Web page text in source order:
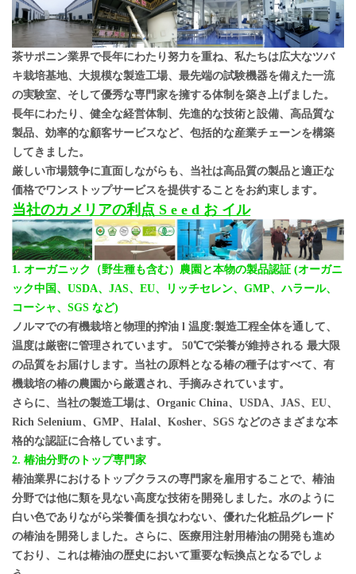
茶サポニン業界で長年にわたり努力を重ね、私たちは広大なツバ
キ栽培基地、大規模な製造工場、最先端の試験機器を備えた一流
の実験室、そして優秀な専門家を擁する体制を築き上げました。
長年にわたり、健全な経営体制、先進的な技術と設備、高品質な
製品、効率的な顧客サービスなど、包括的な産業チェーンを構築
してきました。
厳しい市場競争に直面しながらも、当社は高品質の製品と適正な
価格でワンストップサービスを提供することをお約束します。
当社のカメリアの利点 S e e d お イル
1. オーガニック（野生種も含む）農園と本物の製品認証 (オーガニ
ック中国、USDA、JAS、EU、リッチセレン、GMP、ハラール、
コーシャ、SGS など)
ノルマでの有機栽培と物理的搾油 l 温度:製造工程全体を通して、
温度は厳密に管理されています。 50℃で栄養が維持される 最大限
の品質をお届けします。当社の原料となる椿の種子はすべて、有
機栽培の椿の農園から厳選され、手摘みされています。
さらに、当社の製造工場は、Organic China、USDA、JAS、EU、
Rich Selenium、GMP、Halal、Kosher、SGS などのさまざまな本
格的な認証に合格しています。
2. 椿油分野のトップ専門家
椿油業界におけるトップクラスの専門家を雇用することで、椿油
分野では他に類を見ない高度な技術を開発しました。水のように
白い色でありながら栄養価を損なわない、優れた化粧品グレード
の椿油を開発しました。さらに、医療用注射用椿油の開発も進め
ており、これは椿油の歴史において重要な転換点となるでしょ